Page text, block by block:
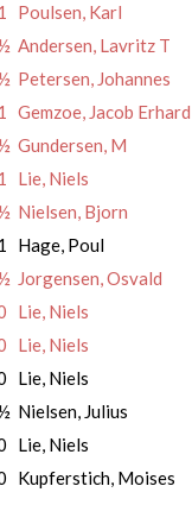
Poulsen, Karl
Andersen, Lavritz T
Petersen, Johannes
Gemzoe, Jacob
Gundersen, M
Lie, Niels
Nielsen, Bjorn
Hage, Poul
Jorgensen, Osvald
Lie, Niels
Lie, Niels
Lie, Niels
Nielsen, Julius
Lie, Niels
Kupferstich, Moises